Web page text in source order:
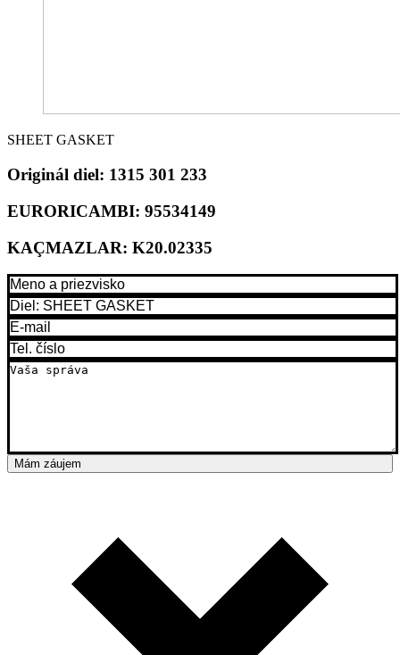
SHEET GASKET
Originál diel: 1315 301 233
EURORICAMBI: 95534149
KAÇMAZLAR: K20.02335
Mám záujem